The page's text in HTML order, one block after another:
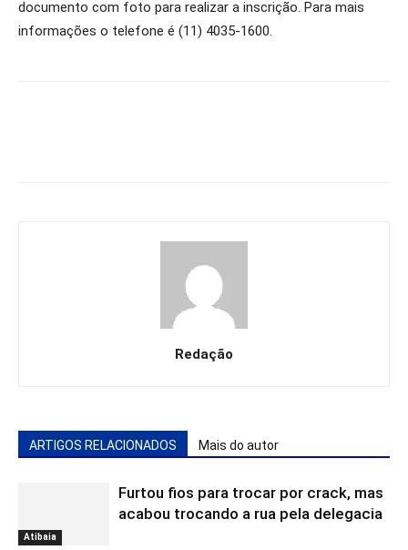
documento com foto para realizar a inscrição. Para mais
informações o telefone é (11) 4035-1600.
Redação
ARTIGOS RELACIONADOS Mais do autor
Atibaia
Furtou fios para trocar por crack, mas
acabou trocando a rua pela delegacia